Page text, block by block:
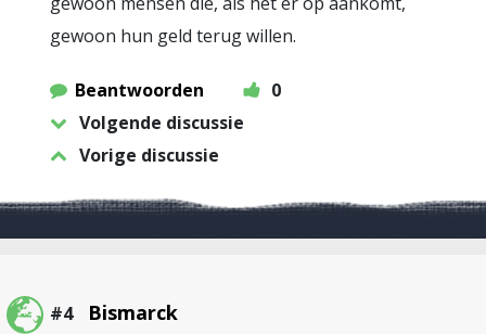
gewoon hun geld terug willen.
Beantwoorden
0
Volgende discussie
Vorige discussie
#4 Bismarck